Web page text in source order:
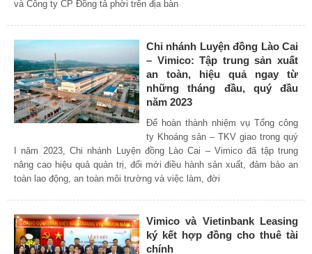
và Công ty CP Đồng tả phời trên địa bàn
Chi nhánh Luyện đồng Lào Cai
– Vimico: Tập trung sản xuất
an toàn, hiệu quả ngay từ
những tháng đầu, quý đầu
năm 2023
Để hoàn thành nhiệm vụ Tổng công
ty Khoáng sản – TKV giao trong quý
I năm 2023, Chi nhánh Luyện đồng Lào Cai – Vimico đã tập trung
nâng cao hiệu quả quản trị, đổi mới điều hành sản xuất, đảm bảo an
toàn lao động, an toàn môi trường và việc làm, đời
Vimico và Vietinbank Leasing
ký kết hợp đồng cho thuê tài
chính